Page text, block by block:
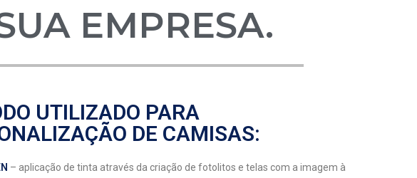
EMPRESA.
UTILIZADO PARA
DE CAMISAS:
– aplicação de tinta através da criação de fotolitos e telas com a imagem à